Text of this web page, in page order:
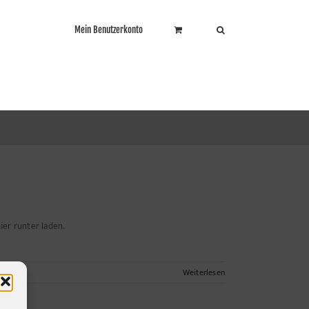
Mein Benutzerkonto
runter laden.
Weiterlesen